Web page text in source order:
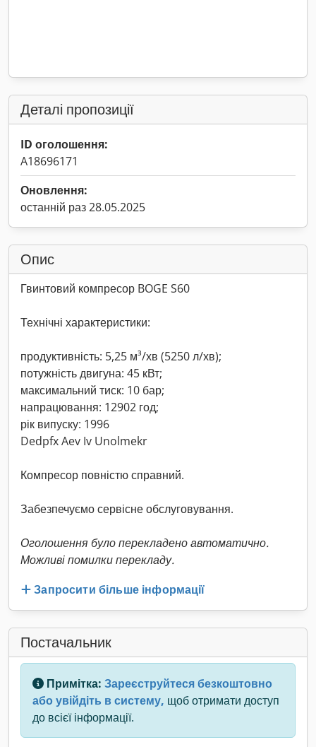
Деталі пропозиції
ID оголошення:
A18696171
Оновлення:
останній раз 28.05.2025
Опис
Гвинтовий компресор BOGE S60
Технічні характеристики:
продуктивність: 5,25 м³/хв (5250 л/хв);
потужність двигуна: 45 кВт;
максимальний тиск: 10 бар;
напрацювання: 12902 год;
рік випуску: 1996
Dedpfx Aev Iv Unolmekr
Компресор повністю справний.
Забезпечуємо сервісне обслуговування.
Оголошення було перекладено автоматично.
Можливі помилки перекладу.
Запросити більше інформації
Постачальник
Примітка: Зареєструйтеся безкоштовно
або увійдіть в систему, щоб отримати доступ
до всієї інформації.